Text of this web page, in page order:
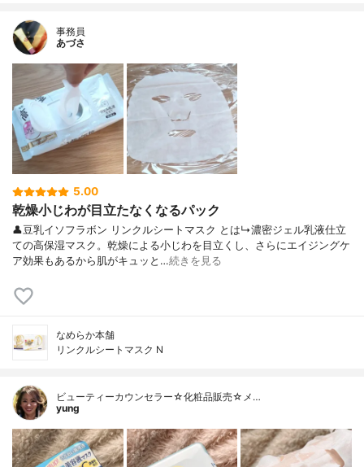
事務員
あづさ
5.00
乾燥小じわが目立たなくなるパック
👤豆乳イソフラボン リンクルシートマスク とは↳濃密ジェル乳液仕立
ての高保湿マスク。乾燥による小じわを目立くし、さらにエイジングケ
ア効果もあるから肌がキュッと…続きを見る
なめらか本舗
リンクルシートマスク N
ビューティーカウンセラー☆化粧品販売☆メ…
yung